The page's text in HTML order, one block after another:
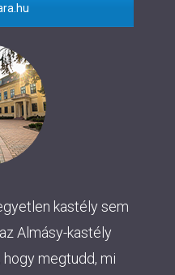
kastély sem
Almásy-kastély
hogy megtudd, mi